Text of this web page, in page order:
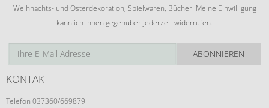
Weihnachts- und Osterdekoration, Spielwaren, Bücher. Meine Einwilligung
kann ich Ihnen gegenüber jederzeit widerrufen.
ABONNIEREN
KONTAKT
Telefon 037360/669879